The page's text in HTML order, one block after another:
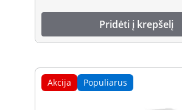
Pridėti į krepšelį
Akcija Populiarus